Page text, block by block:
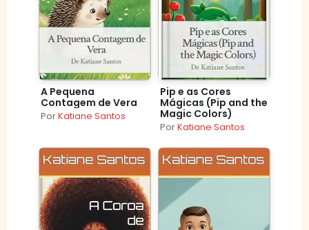
A Pequena
Contagem de Vera
PorKatiane Santos
Pip e as Cores
Mágicas (Pip and the
Magic Colors)
PorKatiane Santos